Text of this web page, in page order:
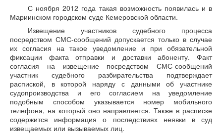
С ноября 2012 года такая возможность появилась и в
Мариинском городском суде Кемеровской области.
Извещение участников судебного процесса
посредством СМС-сообщений допускается только в случае
их согласия на такое уведомление и при обязательной
фиксации факта отправки и доставки абоненту. Факт
согласия на извещение посредством СМС-сообщений
участник судебного разбирательства подтверждает
распиской, в которой наряду с данными об участнике
судопроизводства и его согласием на уведомление
подобным способом указывается номер мобильного
телефона, на который оно направляется. Также в расписке
содержится информация о последствиях неявки в суд
извещаемых или вызываемых лиц.